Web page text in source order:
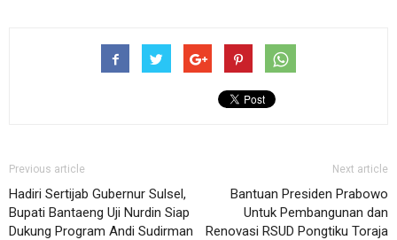
Previous article
Hadiri Sertijab Gubernur Sulsel,
Bupati Bantaeng Uji Nurdin Siap
Dukung Program Andi Sudirman
Next article
Bantuan Presiden Prabowo
Untuk Pembangunan dan
Renovasi RSUD Pongtiku Toraja